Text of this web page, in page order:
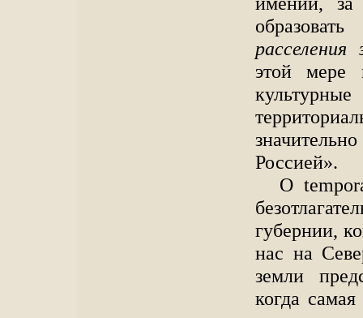
расселения
этой мере
Россией».
O
губернии,
нас на
земли
когда самая